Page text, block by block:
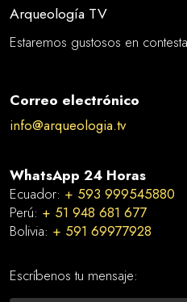
Arqueología TV
Estaremos gustosos en
Correo electrónico
info@arqueologia.tv
WhatsApp 24 Horas
Ecuador: + 593 999545880
Perú: + 51 948 681 677
Bolivia: + 591 69977928
Escríbenos tu mensaje: